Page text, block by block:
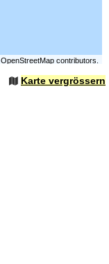
OpenStreetMapcontributors.
Karte vergrössern